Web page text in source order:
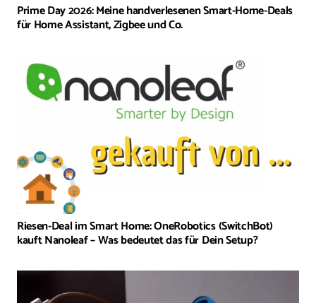
Prime Day 2026: Meine handverlesenen Smart-Home-Deals
für Home Assistant, Zigbee und Co.
Riesen-Deal im Smart Home: OneRobotics (SwitchBot)
kauft Nanoleaf – Was bedeutet das für Dein Setup?